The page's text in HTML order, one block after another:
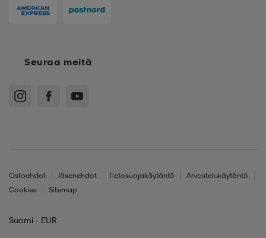
Seuraa meitä
Ostoehdot Jäsenehdot Tietosuojakäytäntö
Arvostelukäytäntö
Cookies
Sitemap
Suomi - EUR